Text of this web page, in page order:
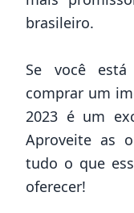
brasileiro.
Se você
comprar um
2023 é um
Aproveite as
tudo o que
oferecer!